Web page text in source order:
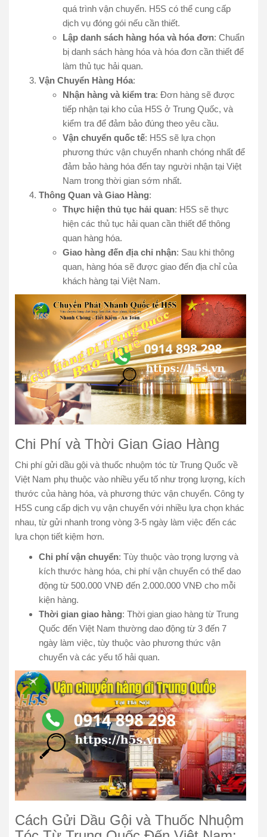
quá trình vận chuyển. H5S có thể cung cấp
dịch vụ đóng gói nếu cần thiết.
Lập danh sách hàng hóa và hóa đơn: Chuẩn
bị danh sách hàng hóa và hóa đơn cần thiết để
làm thủ tục hải quan.
Vận Chuyển Hàng Hóa:
Nhận hàng và kiểm tra: Đơn hàng sẽ được
tiếp nhận tại kho của H5S ở Trung Quốc, và
kiểm tra để đảm bảo đúng theo yêu cầu.
Vận chuyển quốc tế: H5S sẽ lựa chọn
phương thức vận chuyển nhanh chóng nhất để
đảm bảo hàng hóa đến tay người nhận tại Việt
Nam trong thời gian sớm nhất.
Thông Quan và Giao Hàng:
Thực hiện thủ tục hải quan: H5S sẽ thực
hiện các thủ tục hải quan cần thiết để thông
quan hàng hóa.
Giao hàng đến địa chỉ nhận: Sau khi thông
quan, hàng hóa sẽ được giao đến địa chỉ của
khách hàng tại Việt Nam.
Chi Phí và Thời Gian Giao Hàng
Chi phí gửi dầu gội và thuốc nhuộm tóc từ Trung Quốc về
Việt Nam phụ thuộc vào nhiều yếu tố như trọng lượng, kích
thước của hàng hóa, và phương thức vận chuyển. Công ty
H5S cung cấp dịch vụ vận chuyển với nhiều lựa chọn khác
nhau, từ gửi nhanh trong vòng 3-5 ngày làm việc đến các
lựa chọn tiết kiệm hơn.
Chi phí vận chuyển: Tùy thuộc vào trọng lượng và
kích thước hàng hóa, chi phí vận chuyển có thể dao
động từ 500.000 VNĐ đến 2.000.000 VNĐ cho mỗi
kiện hàng.
Thời gian giao hàng: Thời gian giao hàng từ Trung
Quốc đến Việt Nam thường dao động từ 3 đến 7
ngày làm việc, tùy thuộc vào phương thức vận
chuyển và các yếu tố hải quan.
Cách Gửi Dầu Gội và Thuốc Nhuộm